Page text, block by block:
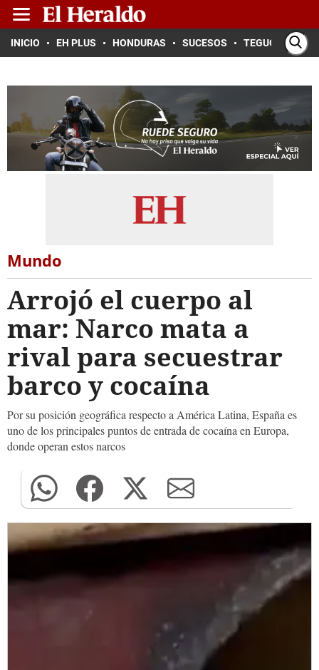
INICIO EH PLUS HONDURAS SUCESOS TEGUCIGALPA
Mundo
Arrojó el cuerpo al
mar: Narco mata a
rival para secuestrar
barco y cocaína
Por su posición geográfica respecto a América Latina, España es
uno de los principales puntos de entrada de cocaína en Europa,
donde operan estos narcos